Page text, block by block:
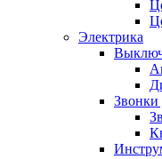
Электрика
Звонки